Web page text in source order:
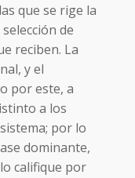
que se rige la
de
reciben. La
y el
por este, a
a los
por lo
dominante,
califique por